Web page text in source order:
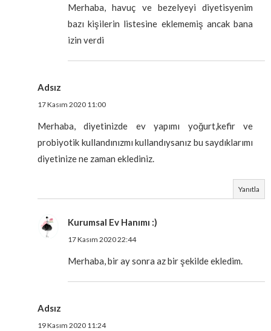
Merhaba, havuç ve bezelyeyi diyetisyenim
bazı kişilerin listesine eklememiş ancak bana
izin verdi
Adsız
17 Kasım 2020 11:00
Merhaba, diyetinizde ev yapımı yoğurt,kefir ve
probiyotik kullandınızmı kullandıysanız bu saydıklarımı
diyetinize ne zaman eklediniz.
Yanıtla
Kurumsal Ev Hanımı :)
17 Kasım 2020 22:44
Merhaba, bir ay sonra az bir şekilde ekledim.
Adsız
19 Kasım 2020 11:24